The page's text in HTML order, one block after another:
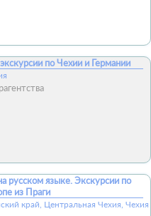
по Чехии и Германии
русском языке. Экскурсии по
из Праги
край, Центральная Чехия, Чехия